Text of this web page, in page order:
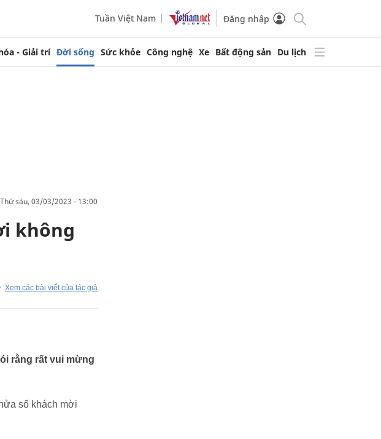
Tuần Việt Nam Đăng nhập
- Giải trí Đời sống Sức khỏe Công nghệ Xe Bất động sản Du lịch
thứ sáu, 03/03/2023 - 13:00
không
Xem các bài viết của tác giả
rằng rất vui mừng
số khách mời